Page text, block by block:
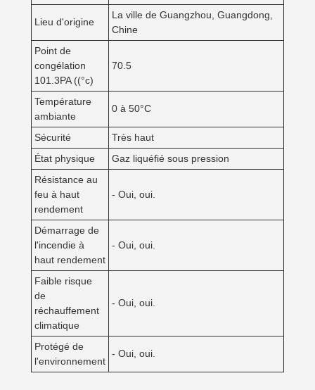
Lieu d'origine
La ville de Guangzhou, Guangdong,
Chine
Point de
congélation
101.3PA ((°c)
70.5
Température
ambiante
0 à 50°C
Sécurité
Très haut
État physique
Gaz liquéfié sous pression
Résistance au
feu à haut
rendement
- Oui, oui.
Démarrage de
l'incendie à
haut rendement
- Oui, oui.
Faible risque
de
réchauffement
climatique
- Oui, oui.
Protégé de
l'environnement
- Oui, oui.